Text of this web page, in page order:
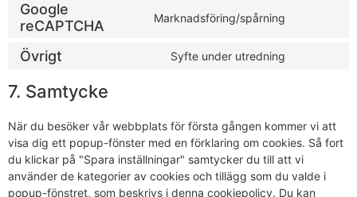
Google
reCAPTCHA
Marknadsföring/spårning
Övrigt Syfte under utredning
7. Samtycke
När du besöker vår webbplats för första gången kommer vi att
visa dig ett popup-fönster med en förklaring om cookies. Så fort
du klickar på "Spara inställningar" samtycker du till att vi
använder de kategorier av cookies och tillägg som du valde i
popup-fönstret, som beskrivs i denna cookiepolicy. Du kan